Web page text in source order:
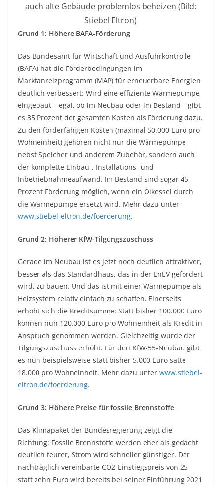
auch alte Gebäude problemlos beheizen (Bild:
Stiebel Eltron)
Grund 1: Höhere BAFA-Förderung
Das Bundesamt für Wirtschaft und Ausfuhrkontrolle
(BAFA) hat die Förderbedingungen im
Marktanreizprogramm (MAP) für erneuerbare Energien
deutlich verbessert: Wird eine effiziente Wärmepumpe
eingebaut – egal, ob im Neubau oder im Bestand – gibt
es 35 Prozent der gesamten Kosten als Förderung dazu.
Zu den förderfähigen Kosten (maximal 50.000 Euro pro
Wohneinheit) gehören nicht nur die Wärmepumpe
nebst Speicher und anderem Zubehör, sondern auch
der komplette Einbau-, Installations- und
Inbetriebnahmeaufwand. Im Bestand sind sogar 45
Prozent Förderung möglich, wenn ein Ölkessel durch
die Wärmepumpe ersetzt wird. Mehr dazu unter
www.stiebel-eltron.de/foerderung.
Grund 2: Höherer KfW-Tilgungszuschuss
Gerade im Neubau ist es jetzt noch deutlich attraktiver,
besser als das Standardhaus, das in der EnEV gefordert
wird, zu bauen. Und das ist mit einer Wärmepumpe als
Heizsystem relativ einfach zu schaffen. Einerseits
erhöht sich die Kreditsumme: Statt bisher 100.000 Euro
können nun 120.000 Euro pro Wohneinheit als Kredit in
Anspruch genommen werden. Gleichzeitig wurde der
Tilgungszuschuss erhöht: Für den KfW-55-Neubau gibt
es nun beispielsweise statt bisher 5.000 Euro satte
18.000 pro Wohneinheit. Mehr dazu unter www.stiebel-
eltron.de/foerderung.
Grund 3: Höhere Preise für fossile Brennstoffe
Das Klimapaket der Bundesregierung zeigt die
Richtung: Fossile Brennstoffe werden eher als gedacht
deutlich teurer, Strom wird schneller günstiger. Der
nachträglich vereinbarte CO2-Einstiegspreis von 25
statt zehn Euro wird bereits bei seiner Einführung 2021